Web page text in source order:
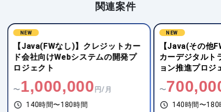
関連案件
NEW
【Java(FWなし)】クレジットカー
ド会社向けWebシステムの開発プ
ロジェクト
〜1,000,000 円/月
140時間〜180時間
NEW
【Java(その他
カーデジタルト
ョン推進プロジ
〜
140時間〜180